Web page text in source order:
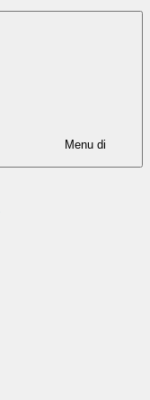
Menu di